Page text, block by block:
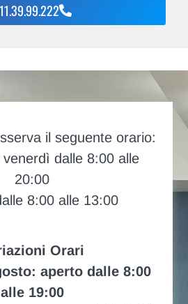
il seguente orario:
dalle 8:00 alle
20:00
8:00 alle 13:00
Orari
aperto dalle 8:00
alle 19:00